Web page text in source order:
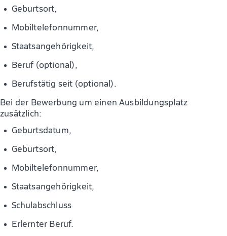
Geburtsort,
Mobiltelefonnummer,
Staatsangehörigkeit,
Beruf (optional),
Berufstätig seit (optional).
Bei der Bewerbung um einen Ausbildungsplatz
zusätzlich:
Geburtsdatum,
Geburtsort,
Mobiltelefonnummer,
Staatsangehörigkeit,
Schulabschluss
Erlernter Beruf.